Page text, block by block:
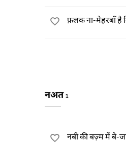
फ़लक ना-मेहरबाँ है
नअत 1
नबी की बज़्म में बे-